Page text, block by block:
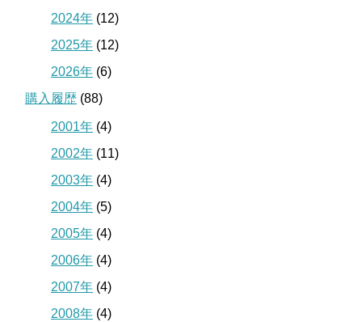
2024年 (12)
2025年 (12)
2026年 (6)
購入履歴 (88)
2001年 (4)
2002年 (11)
2003年 (4)
2004年 (5)
2005年 (4)
2006年 (4)
2007年 (4)
2008年 (4)